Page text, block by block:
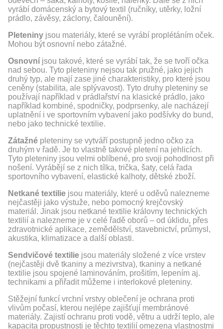
vyrábí domácenský a bytový textil (ručníky, utěrky, ložní
prádlo, závěsy, záclony, čalounění).
Pleteniny jsou materiály, které se vyrábí proplétáním oček.
Mohou být osnovní nebo zátažné.
Osnovní jsou takové, které se vyrábí tak, že se tvoří očka
nad sebou. Tyto pleteniny nejsou tak pružné, jako jejich
druhý typ, ale mají zase jiné charakteristiky, pro které jsou
ceněny (stabilita, ale splývavost). Tyto druhy pleteniny se
používají například v prádlařství na klasické prádlo, jako
například kombiné, spodničky, podprsenky, ale nacházejí
uplatnění i ve sportovním vybavení jako podšívky do bund,
nebo jako technické textilie.
Zátažné pleteniny se vytváří postupně jedno očko za
druhým v řadě. Je to vlastně takové pletení na jehlicích.
Tyto pleteniny jsou velmi oblíbené, pro svoji pohodlnost při
nošení. Vyrábějí se z nich tílka, trička, šaty, celá řada
sportovního vybavení, elastické kalhoty, dětské zboží.
Netkané textilie jsou materiály, které u oděvů nalezneme
nejčastěji jako výstuže, nebo pomocný krejčovský
materiál. Jinak jsou netkané textilie královny technických
textilií a nalezneme je v celé řadě oborů – od úklidu, přes
zdravotnické aplikace, zemědělství, stavebnictví, průmysl,
akustika, klimatizace a další oblasti.
Sendvičové textilie jsou materiály složené z více vrstev
(nejčastěji dvě tkaniny a mezivrstva), tkaniny a netkané
textilie jsou spojené laminováním, prošitím, lepením aj.
technikami a přiřadit můžeme i interlokové pleteniny.
Stěžejní funkcí vrchní vrstvy oblečení je ochrana proti
vlivům počasí, kterou nejlépe zajišťují membránové
materiály. Zajistí ochranu proti vodě, větru a udrží teplo, ale
kapacita propustnosti je těchto textilií omezena vlastnostmi